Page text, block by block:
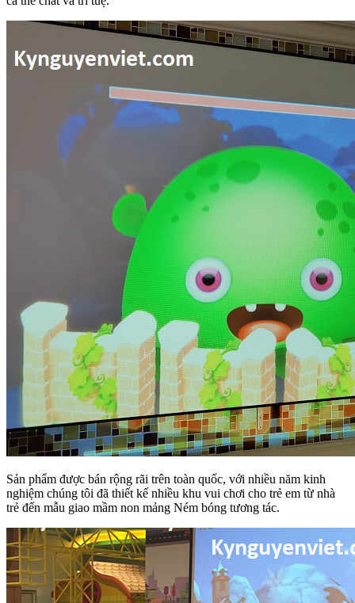
Sản phẩm được bán rộng rãi trên toàn quốc, với nhiều năm kinh
nghiệm chúng tôi đã thiết kế nhiều khu vui chơi cho trẻ em từ nhà
trẻ đến mẫu giao mầm non mảng Ném bóng tương tác.